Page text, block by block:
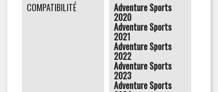
COMPATIBILITÉ Adventure Sports
2020
Adventure Sports
2021
Adventure Sports
2022
Adventure Sports
2023
Adventure Sports